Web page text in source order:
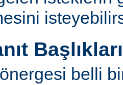
Başlıkları
belli bir